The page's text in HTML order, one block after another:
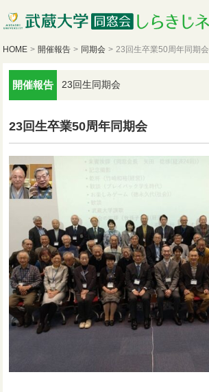
HOME > 開催報告 > 同期会 > 23回生卒業50周年同期会
開催報告 23回生同期会
23回生卒業50周年同期会